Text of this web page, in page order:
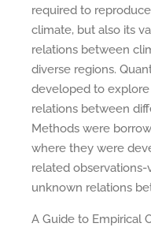
required to
climate, but also its
relations between
diverse regions.
developed to
relations between
Methods were
where they were
related observations-
unknown relations
A Guide to Empirical